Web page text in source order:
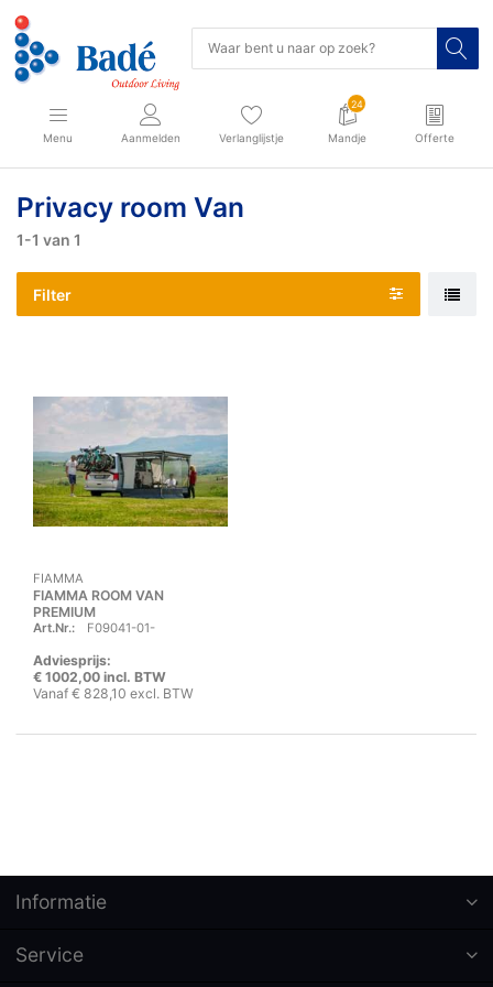
Menu Aanmelden Verlanglijstje
24
Mandje Offerte
Privacy room Van
1-1 van 1
Filter
FIAMMA
FIAMMA ROOM VAN
PREMIUM
Art.Nr.: F09041-01-
Adviesprijs:
€ 1002,00 incl. BTW
Vanaf € 828,10 excl. BTW
Informatie
Service